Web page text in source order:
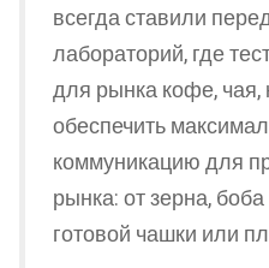
всегда ставили
лабораторий, где
для рынка кофе, чая,
обеспечить
коммуникацию для
рынка: от зерна,
готовой чашки или